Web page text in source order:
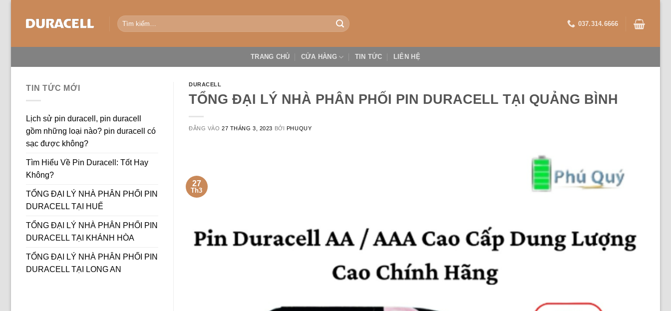
Tìm
kiếm:
037.314.6666
TRANG CHỦ CỬA HÀNG TIN TỨC LIÊN HỆ
TIN TỨC MỚI
Lịch sử pin duracell, pin duracell
gồm những loại nào? pin duracell có
sạc được không?
Tìm Hiểu Về Pin Duracell: Tốt Hay
Không?
TỔNG ĐẠI LÝ NHÀ PHÂN PHỐI PIN
DURACELL TẠI HUẾ
TỔNG ĐẠI LÝ NHÀ PHÂN PHỐI PIN
DURACELL TẠI KHÁNH HÒA
TỔNG ĐẠI LÝ NHÀ PHÂN PHỐI PIN
DURACELL TẠI LONG AN
DURACELL
TỔNG ĐẠI LÝ NHÀ PHÂN PHỐI PIN DURACELL TẠI QUẢNG BÌNH
ĐĂNG VÀO27 THÁNG 3, 2023 BỞI PHUQUY
27
Th3